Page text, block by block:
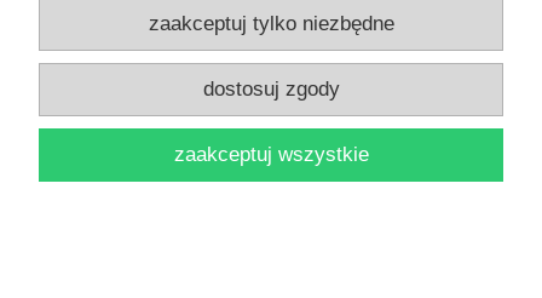
do koszyka
zaakceptuj tylko niezbędne
dostosuj zgody
zaakceptuj wszystkie